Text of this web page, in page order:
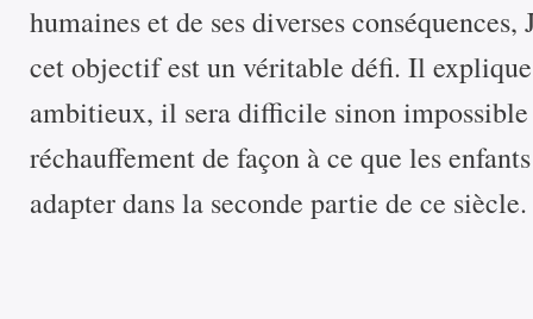
humaines et de ses diverses
cet objectif est un véritable défi. Il
ambitieux, il sera difficile sinon
réchauffement de façon à ce que les
adapter dans la seconde partie de ce siècle.